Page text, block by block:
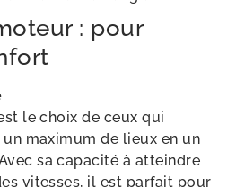
: pour
le choix de ceux qui
maximum de lieux en un
sa capacité à atteindre
vitesses, il est parfait pour